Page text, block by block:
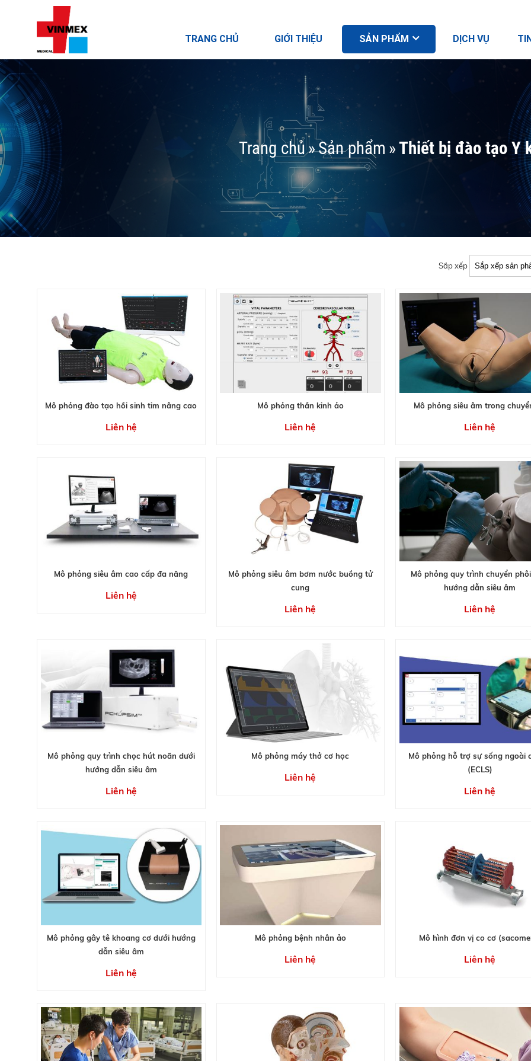
TRANG CHỦ GIỚI THIỆU SẢN PHẨM DỊCH VỤ
Trang chủ»Sản phẩm »Thiết bị đào tạo Y
Sắp xếp
Mô phỏng đào tạo hồi sinh tim nâng cao
Liên hệ
Mô phỏng thần kinh ảo
Liên hệ
Mô phỏng siêu âm trong
Liên hệ
Mô phỏng siêu âm cao cấp đa năng
Liên hệ
Mô phỏng siêu âm bơm nước buồng tử
cung
Liên hệ
Mô phỏng quy trình chuyển
hướng dẫn siêu âm
Liên hệ
Mô phỏng quy trình chọc hút noãn dưới
hướng dẫn siêu âm
Liên hệ
Mô phỏng máy thở cơ học
Liên hệ
Mô phỏng hỗ trợ sự sống ngoài
(ECLS)
Liên hệ
Mô phỏng gây tê khoang cơ dưới hướng
dẫn siêu âm
Liên hệ
Mô phỏng bệnh nhân ảo
Liên hệ
Mô hình đơn vị co cơ
Liên hệ